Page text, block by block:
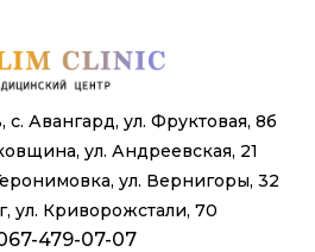
с. Авангард, ул. Фруктовая, 8б
ул. Андреевская, 21
ул. Вернигоры, 32
ул. Криворожстали, 70
479-07-07